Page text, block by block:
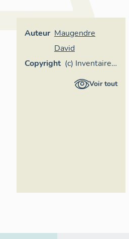
Auteur Maugendre
David
Copyright (c) Inventaire
généralVoir tout